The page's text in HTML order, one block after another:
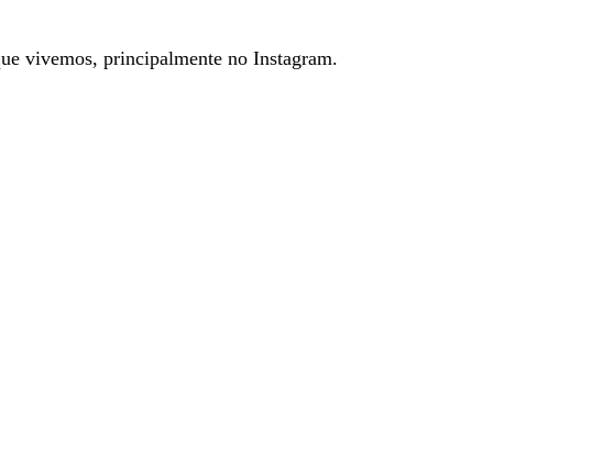
vivemos, principalmente no Instagram.